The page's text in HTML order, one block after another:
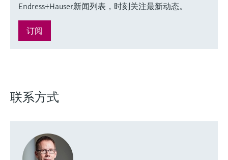
Endress+Hauser新闻列表，时刻关注最新动态。
订阅
联系方式